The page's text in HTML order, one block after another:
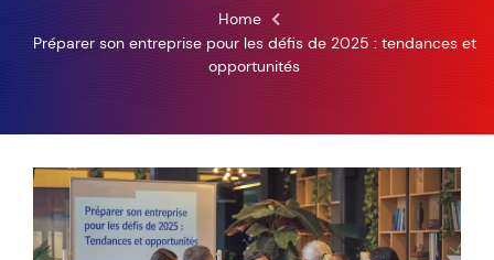
Home
Préparer son entreprise pour les défis de 2025 : tendances et
opportunités